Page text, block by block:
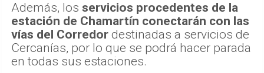
Además, los servicios procedentes de la
estación de Chamartín conectarán con las
vías del Corredor destinadas a servicios de
Cercanías, por lo que se podrá hacer parada
en todas sus estaciones.